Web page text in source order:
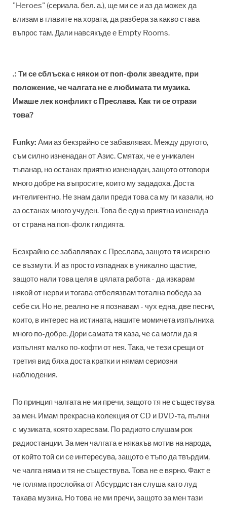
"Heroes" (сериала. бел. а.), ще ми се и аз да можех да
влизам в главите на хората, да разбера за какво става
въпрос там. Дали навсякъде е Empty Rooms.
.: Ти се сблъска с някои от поп-фолк звездите, при
положение, че чалгата не е любимата ти музика.
Имаше лек конфликт с Преслава. Как ти се отрази
това?
Funky: Ами аз бекзрайно се забавлявах. Между другото,
съм силно изненадан от Азис. Смятах, че е уникален
тъпанар, но останах приятно изненадан, защото отговори
много добре на въпросите, които му зададоха. Доста
интелигентно. Не знам дали преди това са му ги казали, но
аз останах много учуден. Това бе една приятна изненада
от страна на поп-фолк гилдията.
Безкрайно се забавлявах с Преслава, защото тя искрено
се възмути. И аз просто изпаднах в уникално щастие,
защото нали това целя в цялата работа - да изкарам
някой от нерви и тогава отбелязвам тотална победа за
себе си. Но не, реално не я познавам - чух една, две песни,
които, в интерес на истината, нашите момичета изпълниха
много по-добре. Дори самата тя каза, че са могли да я
изпълнят малко по-кофти от нея. Така, че тези срещи от
третия вид бяха доста кратки и нямам сериозни
наблюдения.
По принцип чалгата не ми пречи, защото тя не съществува
за мен. Имам прекрасна колекция от CD и DVD-та, пълни
с музиката, която харесвам. По радиото слушам рок
радиостанции. За мен чалгата е някакъв мотив на народа,
от който той си се интересува, защото е тъпо да твърдим,
че чалга няма и тя не съществува. Това не е вярно. Факт е
че голяма прослойка от Абсурдистан слуша като луд
такава музика. Но това не ми пречи, защото за мен тази